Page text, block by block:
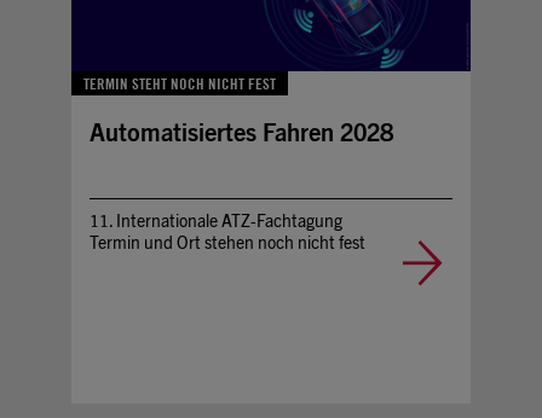
TERMIN STEHT NOCH NICHT FEST
Automatisiertes Fahren 2028
11. Internationale ATZ-Fachtagung
Termin und Ort stehen noch nicht fest